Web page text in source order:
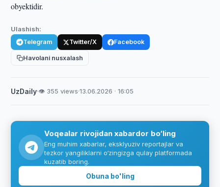
obyektidir.
Ulashish:
Telegram Twitter/X Facebook
Havolani nusxalash
UzDaily·👁 355 views·13.06.2026 · 16:05
Voqealar rivojidan xabardor bo‘ling
Eng muhim xabarlar, eksklyuziv reportajlar va
tezkor yangiliklarni o‘zingizga qulay platformada
kuzatib boring.
Obuna bo'ling